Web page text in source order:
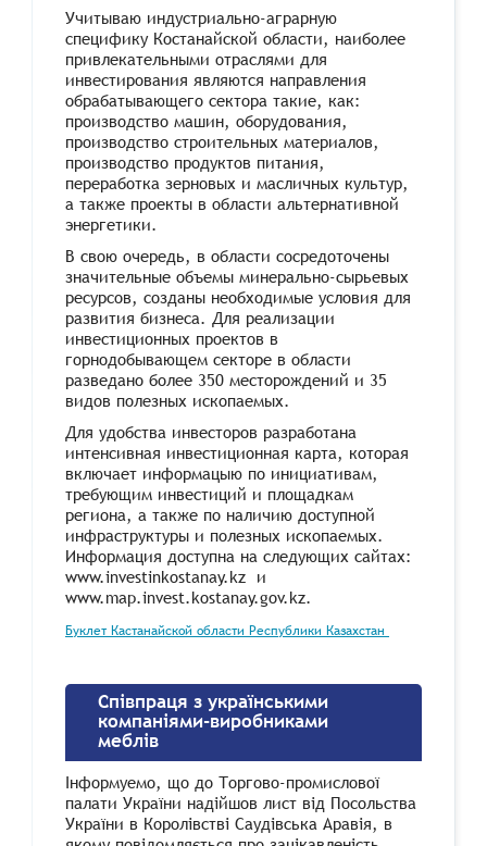
Учитываю индустриально-аграрную
специфику Костанайской области, наиболее
привлекательными отраслями для
инвестирования являются направления
обрабатывающего сектора такие, как:
производство машин, оборудования,
производство строительных материалов,
производство продуктов питания,
переработка зерновых и масличных культур,
а также проекты в области альтернативной
энергетики.
В свою очередь, в области сосредоточены
значительные объемы минерально-сырьевых
ресурсов, созданы необходимые условия для
развития бизнеса. Для реализации
инвестиционных проектов в
горнодобывающем секторе в области
разведано более 350 месторождений и 35
видов полезных ископаемых.
Для удобства инвесторов разработана
интенсивная инвестиционная карта, которая
включает информацыю по инициативам,
требующим инвестиций и площадкам
региона, а также по наличию доступной
инфраструктуры и полезных ископаемых.
Информация доступна на следующих сайтах:
www.investinkostanay.kz и
www.map.invest.kostanay.gov.kz.
Буклет Кастанайской области Республики Казахстан
Співпраця з українськими
компаніями-виробниками
меблів
Iнформуемо, що до Торгово-промислової
палати України надійшов лист від Посольства
України в Королівстві Саудівська Аравія, в